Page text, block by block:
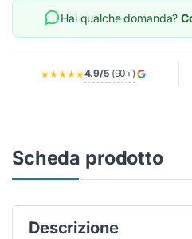
Hai qualche domanda?
★★★★★4.9/5(90+)
Scheda prodotto
Descrizione